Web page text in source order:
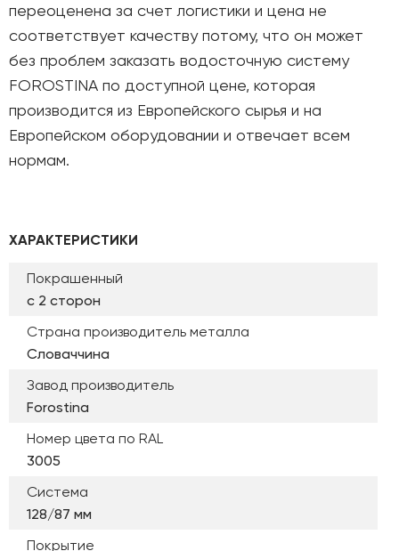
ХАРАКТЕРИСТИКИ
Покрашенный
с 2 сторон
Страна производитель металла
Словаччина
Завод производитель
Forostina
Номер цвета по RAL
3005
Система
128/87 мм
Покрытие
переоценена за счет логистики и цена не
соответствует качеству потому, что он может
без проблем заказать водосточную систему
FOROSTINA по доступной цене, которая
производится из Европейского сырья и на
Европейском оборудовании и отвечает всем
нормам.